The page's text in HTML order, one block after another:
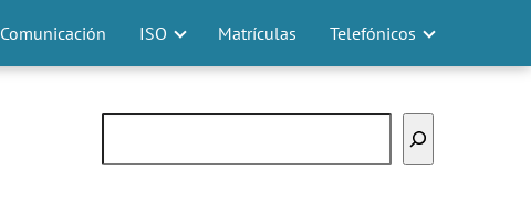
Comunicación ISO Matrículas Telefónicos